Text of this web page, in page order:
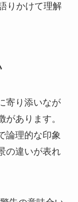
りかけて理解
寄り添いなが
あります。
論理的な印象
の違いが表れ